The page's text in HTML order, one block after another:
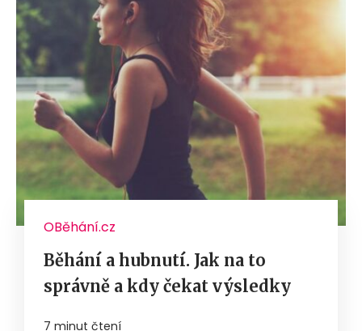
OBěhání.cz
Běhání a hubnutí. Jak na to
správně a kdy čekat výsledky
7 minut čtení